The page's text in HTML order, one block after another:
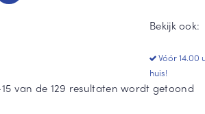
Toon meer
Bekijk ook:
Vóór 14.00
huis!
van de 129 resultaten wordt getoond